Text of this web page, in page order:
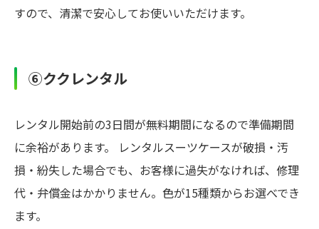
すので、清潔で安心してお使いいただけます。
⑥ククレンタル
レンタル開始前の3日間が無料期間になるので準備期間
に余裕があります。 レンタルスーツケースが破損・汚
損・紛失した場合でも、お客様に過失がなければ、修理
代・弁償金はかかりません。色が15種類からお選べでき
ます。